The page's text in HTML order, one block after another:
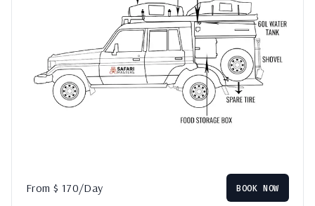
From $ 170/Day BOOK NOW